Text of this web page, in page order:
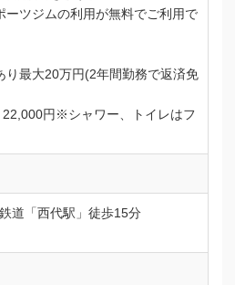
ーツジムの利用が無料でご利用で
り最大20万円(2年間勤務で返済免
円※シャワー、トイレはフ
道「西代駅」徒歩15分